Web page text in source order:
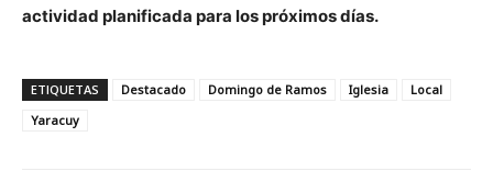
actividad planificada para los próximos días.
ETIQUETAS Destacado Domingo de Ramos Iglesia
Local
Yaracuy